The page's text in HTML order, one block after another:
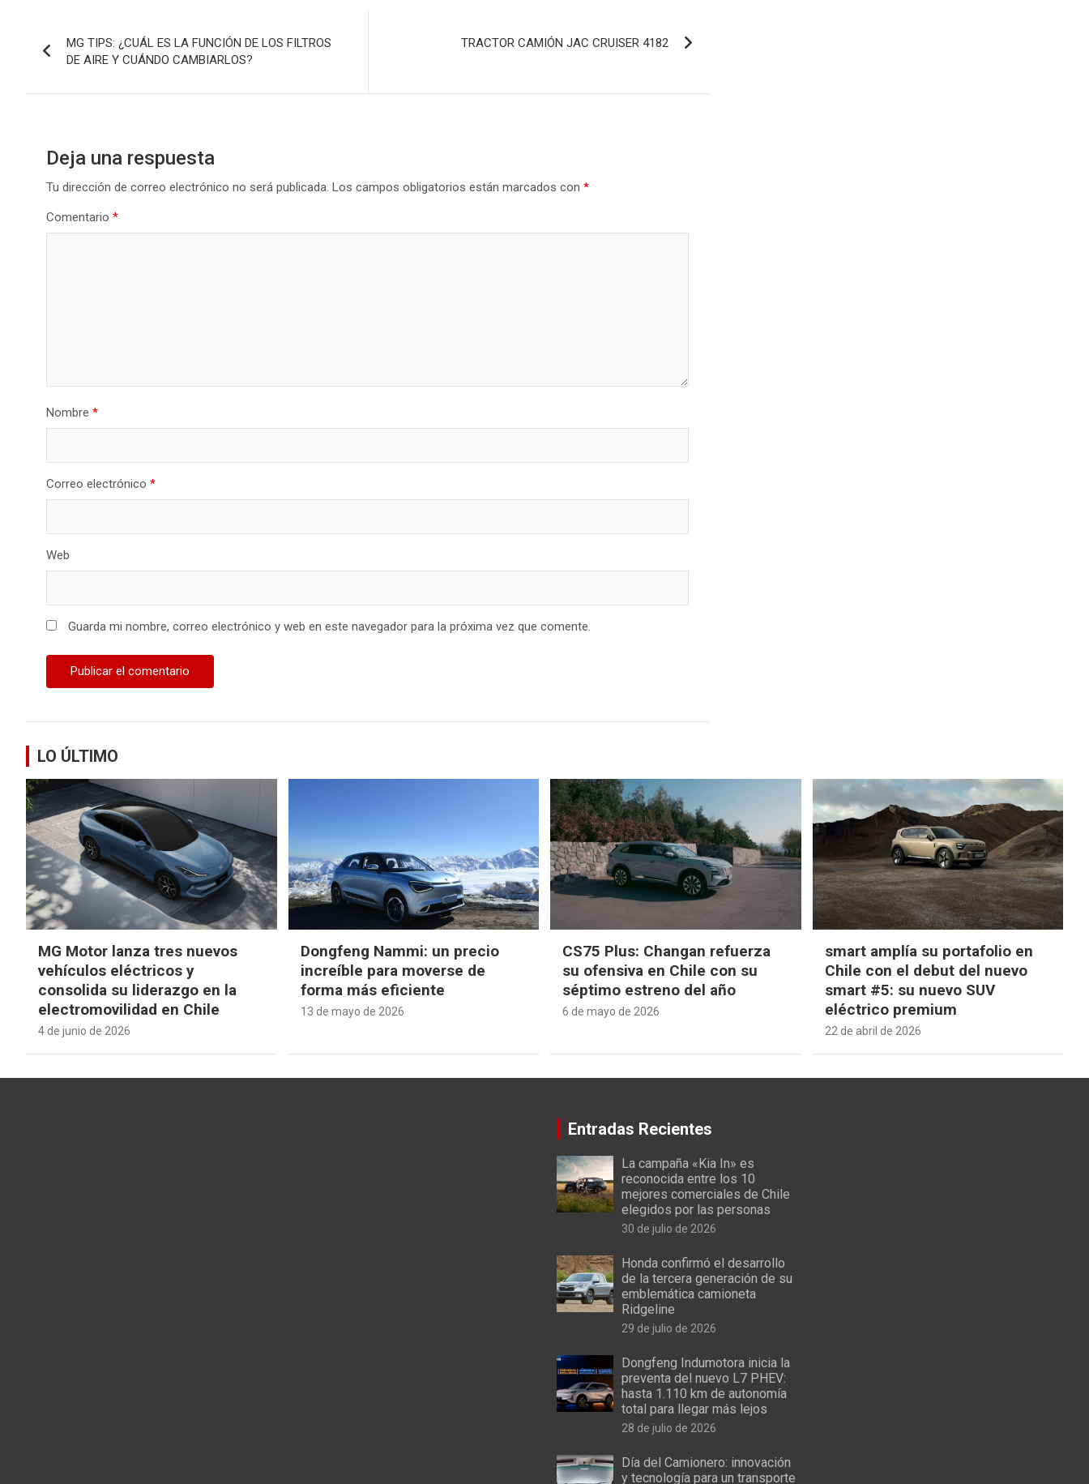
de
entradas
MG TIPS: ¿CUÁL ES LA FUNCIÓN DE LOS FILTROS
DE AIRE Y CUÁNDO CAMBIARLOS?
TRACTOR CAMIÓN JAC CRUISER 4182
Deja una respuesta
Tu dirección de correo electrónico no será publicada. Los campos obligatorios están marcados con *
Comentario *
Nombre *
Correo electrónico *
Web
Guarda mi nombre, correo electrónico y web en este navegador para la próxima vez que comente.
LO ÚLTIMO
MG Motor lanza tres nuevos
vehículos eléctricos y
consolida su liderazgo en la
electromovilidad en Chile
4 de junio de 2026
Dongfeng Nammi: un precio
increíble para moverse de
forma más eficiente
13 de mayo de 2026
CS75 Plus: Changan refuerza
su ofensiva en Chile con su
séptimo estreno del año
6 de mayo de 2026
smart amplía su portafolio en
Chile con el debut del nuevo
smart #5: su nuevo SUV
eléctrico premium
22 de abril de 2026
Entradas Recientes
La campaña «Kia In» es
reconocida entre los 10
mejores comerciales de Chile
elegidos por las personas
30 de julio de 2026
Honda confirmó el desarrollo
de la tercera generación de su
emblemática camioneta
Ridgeline
29 de julio de 2026
Dongfeng Indumotora inicia la
preventa del nuevo L7 PHEV:
hasta 1.110 km de autonomía
total para llegar más lejos
28 de julio de 2026
Día del Camionero: innovación
y tecnología para un transporte